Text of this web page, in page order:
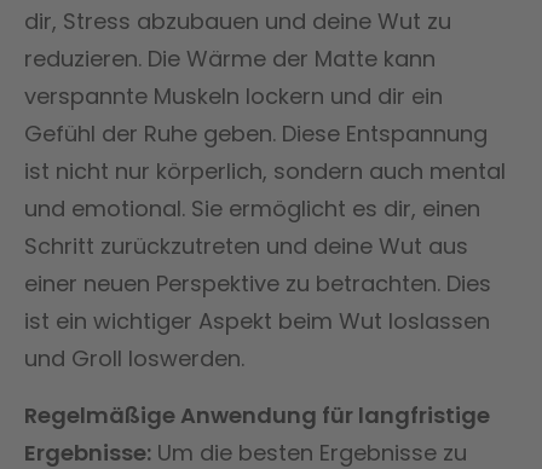
dir, Stress abzubauen und deine Wut zu
reduzieren. Die Wärme der Matte kann
verspannte Muskeln lockern und dir ein
Gefühl der Ruhe geben. Diese Entspannung
ist nicht nur körperlich, sondern auch mental
und emotional. Sie ermöglicht es dir, einen
Schritt zurückzutreten und deine Wut aus
einer neuen Perspektive zu betrachten. Dies
ist ein wichtiger Aspekt beim Wut loslassen
und Groll loswerden.
Regelmäßige Anwendung für langfristige
Ergebnisse: Um die besten Ergebnisse zu